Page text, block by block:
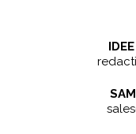
IDEE